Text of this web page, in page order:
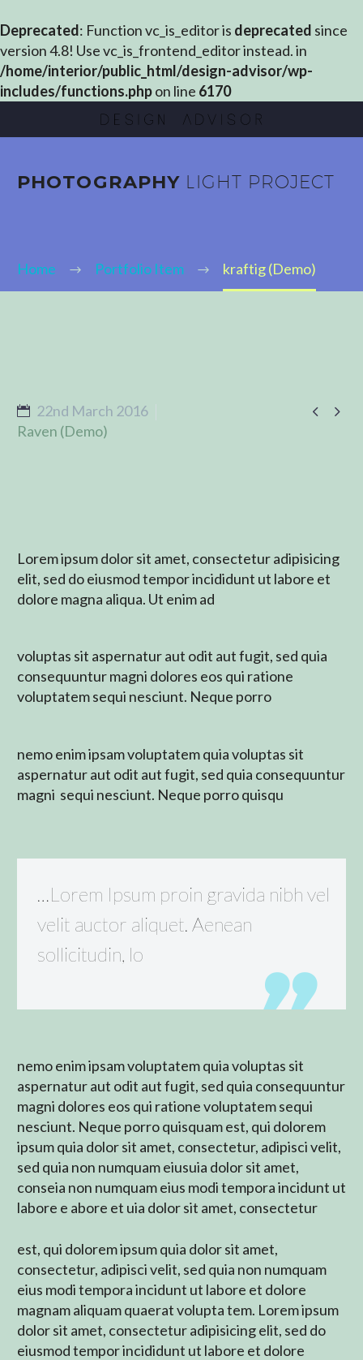
Deprecated: Function vc_is_editor is deprecated since
version 4.8! Use vc_is_frontend_editor instead. in
/home/interior/public_html/design-advisor/wp-
includes/functions.phpon line 6170
PHOTOGRAPHY LIGHT PROJECT
Home Portfolio Item kraftig (Demo)
 
22nd March 2016
Raven (Demo)
Lorem ipsum dolor sit amet, consectetur adipisicing
elit, sed do eiusmod tempor incididunt ut labore et
dolore magna aliqua. Ut enim ad
voluptas sit aspernatur aut odit aut fugit, sed quia
consequuntur magni dolores eos qui ratione
voluptatem sequi nesciunt. Neque porro
nemo enim ipsam voluptatem quia voluptas sit
aspernatur aut odit aut fugit, sed quia consequuntur
magni sequi nesciunt. Neque porro quisqu
…Lorem Ipsum proin gravida nibh vel
velit auctor aliquet. Aenean
sollicitudin, lo
nemo enim ipsam voluptatem quia voluptas sit
aspernatur aut odit aut fugit, sed quia consequuntur
magni dolores eos qui ratione voluptatem sequi
nesciunt. Neque porro quisquam est, qui dolorem
ipsum quia dolor sit amet, consectetur, adipisci velit,
sed quia non numquam eiusuia dolor sit amet,
conseia non numquam eius modi tempora incidunt ut
labore e abore et uia dolor sit amet, consectetur
est, qui dolorem ipsum quia dolor sit amet,
consectetur, adipisci velit, sed quia non numquam
eius modi tempora incidunt ut labore et dolore
magnam aliquam quaerat volupta tem. Lorem ipsum
dolor sit amet, consectetur adipisicing elit, sed do
eiusmod tempor incididunt ut labore et dolore